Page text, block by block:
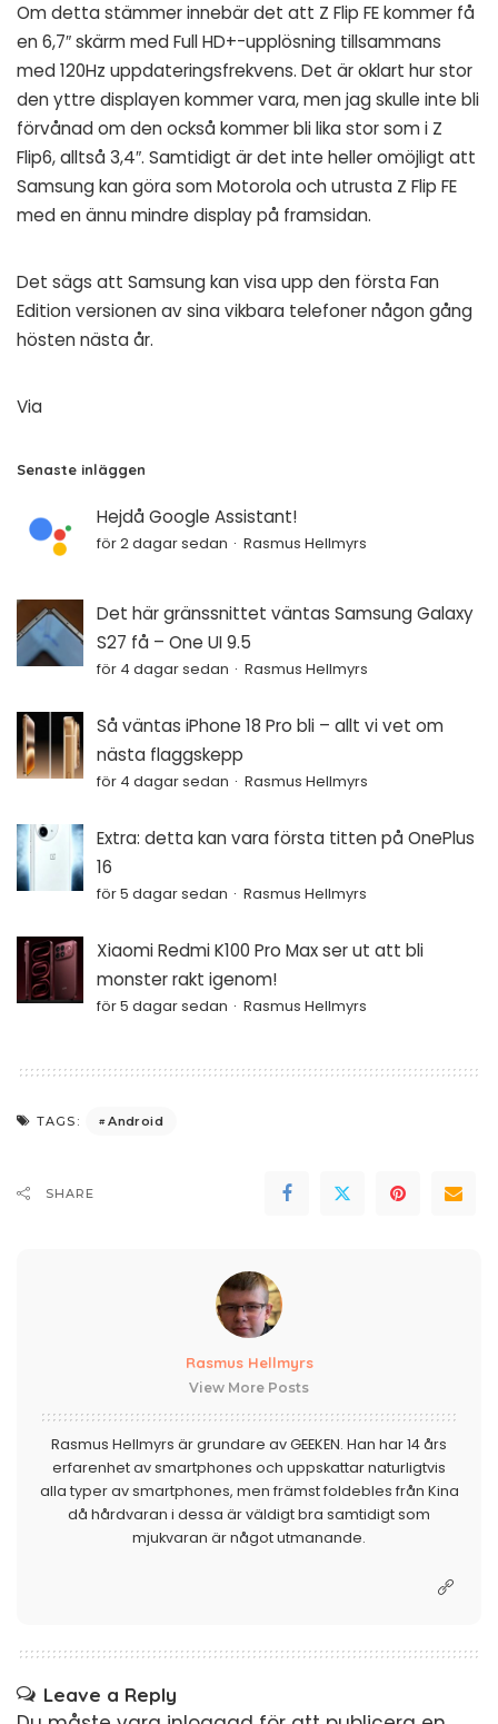
Om detta stämmer innebär det att Z Flip FE kommer få
en 6,7″ skärm med Full HD+-upplösning tillsammans
med 120Hz uppdateringsfrekvens. Det är oklart hur stor
den yttre displayen kommer vara, men jag skulle inte bli
förvånad om den också kommer bli lika stor som i Z
Flip6, alltså 3,4″. Samtidigt är det inte heller omöjligt att
Samsung kan göra som Motorola och utrusta Z Flip FE
med en ännu mindre display på framsidan.
Det sägs att Samsung kan visa upp den första Fan
Edition versionen av sina vikbara telefoner någon gång
hösten nästa år.
Via
Senaste inläggen
Hejdå Google Assistant!
för 2 dagar sedan Rasmus Hellmyrs
Det här gränssnittet väntas Samsung Galaxy
S27 få – One UI 9.5
för 4 dagar sedan Rasmus Hellmyrs
Så väntas iPhone 18 Pro bli – allt vi vet om
nästa flaggskepp
för 4 dagar sedan Rasmus Hellmyrs
Extra: detta kan vara första titten på OnePlus
16
för 5 dagar sedan Rasmus Hellmyrs
Xiaomi Redmi K100 Pro Max ser ut att bli
monster rakt igenom!
för 5 dagar sedan Rasmus Hellmyrs
TAGS: Android
SHARE
Rasmus Hellmyrs
View More Posts
Rasmus Hellmyrs är grundare av GEEKEN. Han har 14 års
erfarenhet av smartphones och uppskattar naturligtvis
alla typer av smartphones, men främst foldebles från Kina
då hårdvaran i dessa är väldigt bra samtidigt som
mjukvaran är något utmanande.
Leave a Reply